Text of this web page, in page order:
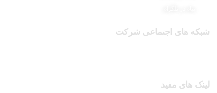
شبکه های اجتماعی شرکت
لینک های مفید